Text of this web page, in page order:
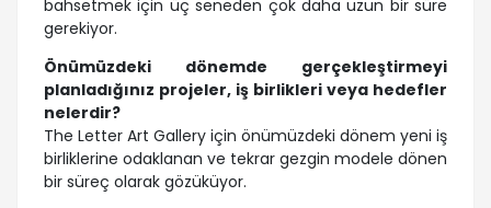
bahsetmek için üç seneden çok daha uzun bir süre
gerekiyor.
Önümüzdeki dönemde gerçekleştirmeyi
planladığınız projeler, iş birlikleri veya hedefler
nelerdir?
The Letter Art Gallery için önümüzdeki dönem yeni iş
birliklerine odaklanan ve tekrar gezgin modele dönen
bir süreç olarak gözüküyor.